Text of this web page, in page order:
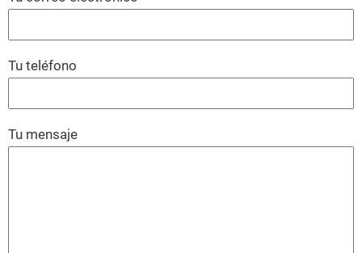
Tu teléfono
Tu mensaje